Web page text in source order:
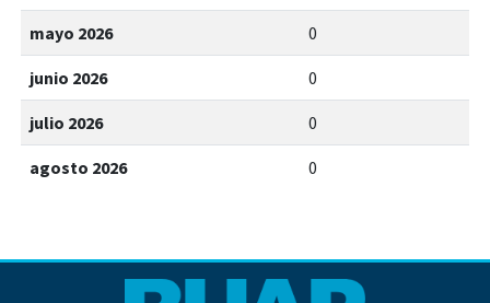
mayo 2026 0
junio 2026 0
julio 2026 0
agosto 2026 0